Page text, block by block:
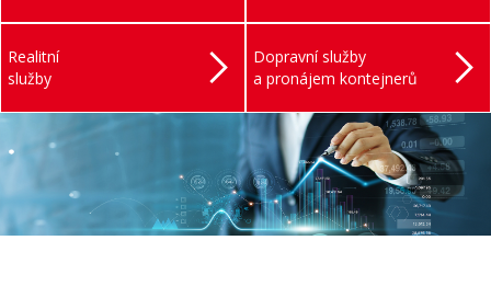
Realitní
služby
Dopravní služby
a pronájem kontejnerů